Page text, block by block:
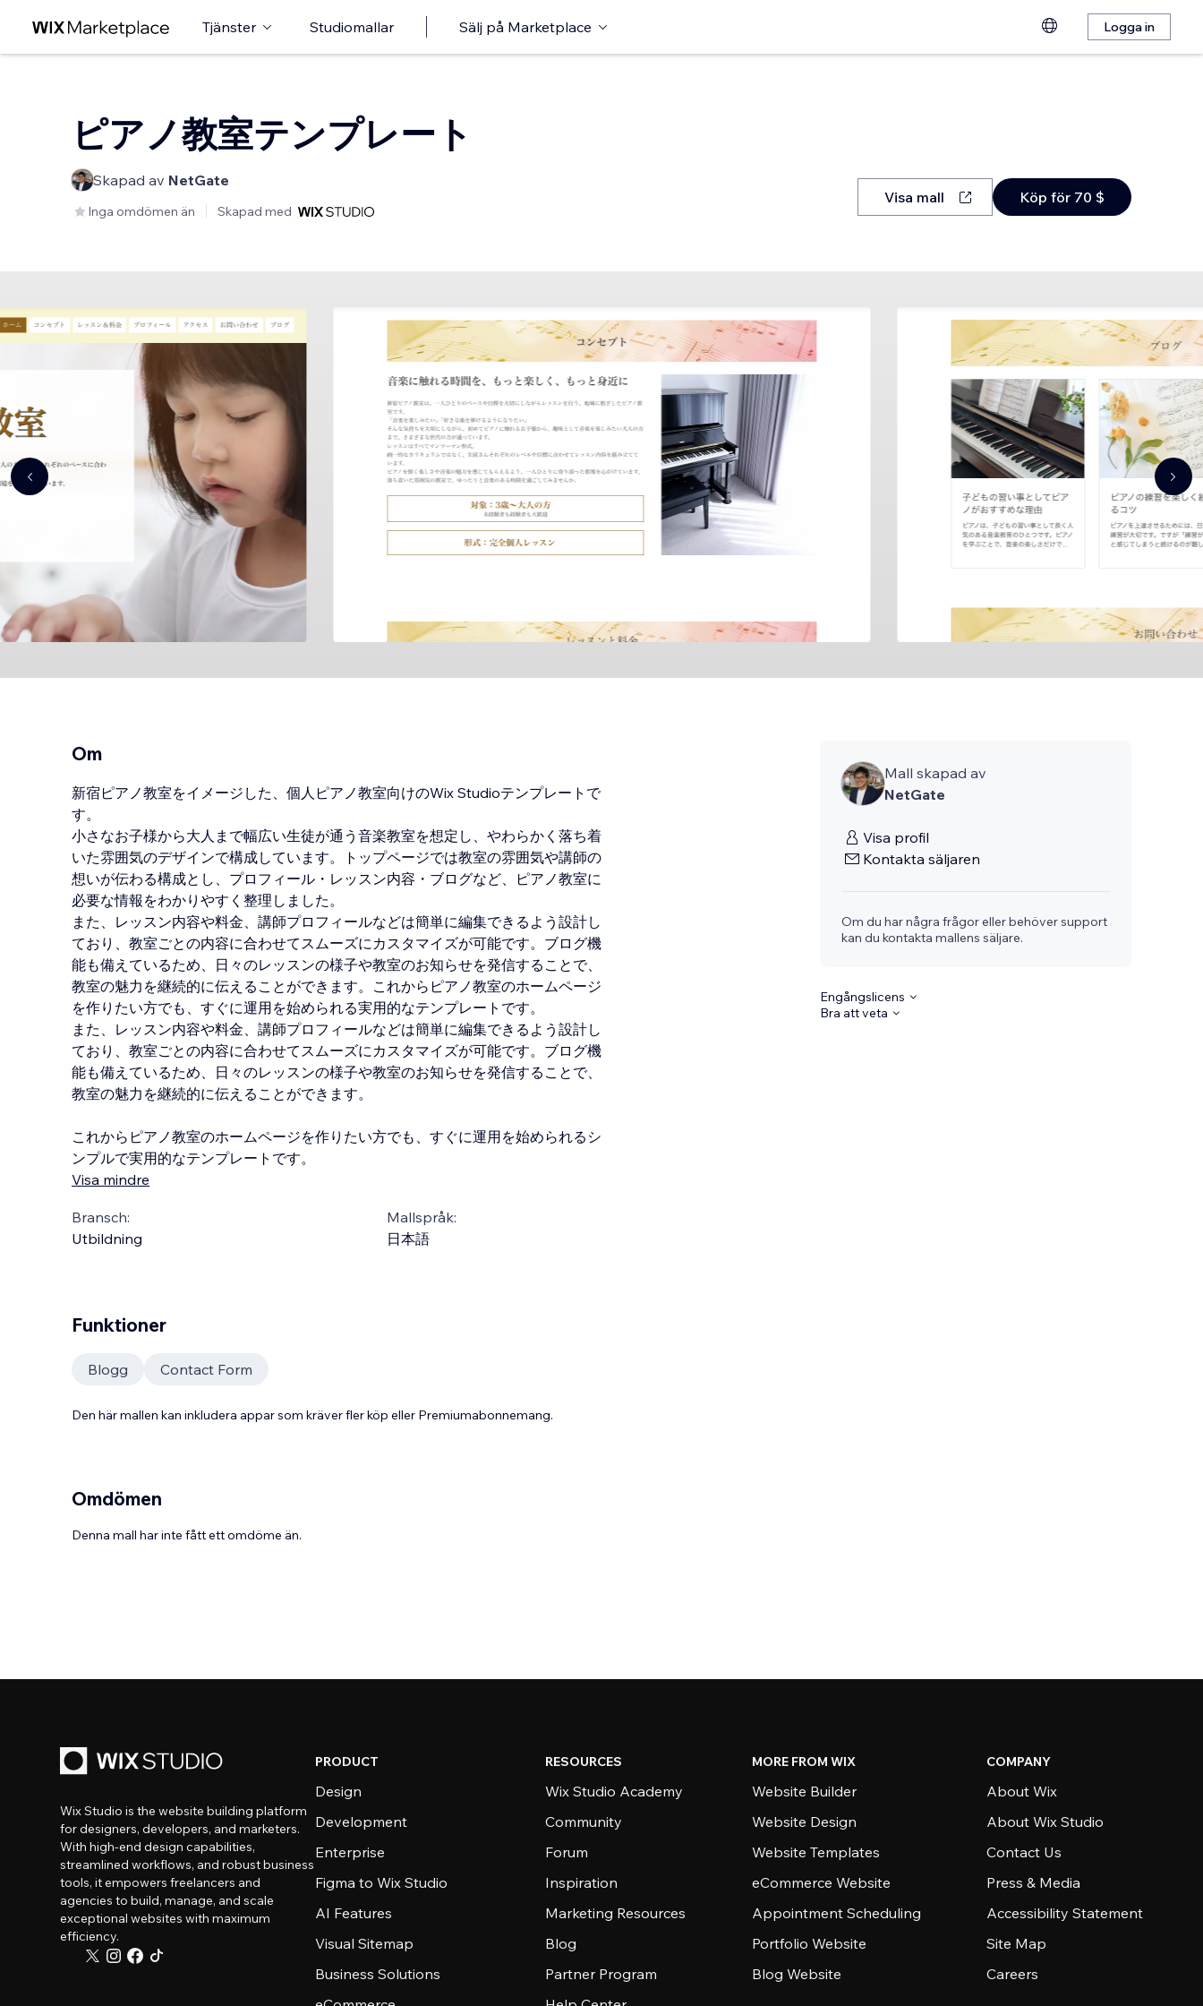
Tjänster Studiomallar Sälj på Marketplace Logga in
ピアノ教室テンプレート
Skapad av NetGate
Inga omdömen än Skapad med
Visa mall Köp för 70 $
Om
新宿ピアノ教室をイメージした、個人ピアノ教室向けのWix Studioテンプレートで
す。
小さなお子様から大人まで幅広い生徒が通う音楽教室を想定し、やわらかく落ち着
いた雰囲気のデザインで構成しています。トップページでは教室の雰囲気や講師の
想いが伝わる構成とし、プロフィール・レッスン内容・ブログなど、ピアノ教室に
必要な情報をわかりやすく整理しました。
また、レッスン内容や料金、講師プロフィールなどは簡単に編集できるよう設計し
ており、教室ごとの内容に合わせてスムーズにカスタマイズが可能です。ブログ機
能も備えているため、日々のレッスンの様子や教室のお知らせを発信することで、
教室の魅力を継続的に伝えることができます。これからピアノ教室のホームページ
を作りたい方でも、すぐに運用を始められる実用的なテンプレートです。
また、レッスン内容や料金、講師プロフィールなどは簡単に編集できるよう設計し
ており、教室ごとの内容に合わせてスムーズにカスタマイズが可能です。ブログ機
能も備えているため、日々のレッスンの様子や教室のお知らせを発信することで、
教室の魅力を継続的に伝えることができます。
これからピアノ教室のホームページを作りたい方でも、すぐに運用を始められるシ
ンプルで実用的なテンプレートです。
Visa mindre
Bransch:
Utbildning
Mallspråk:
日本語
Mall skapad av
NetGate
Visa profil
Kontakta säljaren
Om du har några frågor eller behöver support
kan du kontakta mallens säljare.
Engångslicens
Bra att veta
Funktioner
Blogg Contact Form
Den här mallen kan inkludera appar som kräver fler köp eller Premiumabonnemang.
Omdömen
Denna mall har inte fått ett omdöme än.
Wix Studio is the website building platform
for designers, developers, and marketers.
With high-end design capabilities,
streamlined workflows, and robust business
tools, it empowers freelancers and
agencies to build, manage, and scale
exceptional websites with maximum
efficiency.
PRODUCT
Design
Development
Enterprise
Figma to Wix Studio
AI Features
Visual Sitemap
Business Solutions
RESOURCES
Wix Studio Academy
Community
Forum
Inspiration
Marketing Resources
Blog
Partner Program
MORE FROM WIX
Website Builder
Website Design
Website Templates
eCommerce Website
Appointment Scheduling
Portfolio Website
Blog Website
COMPANY
About Wix
About Wix Studio
Contact Us
Press & Media
Accessibility Statement
Site Map
Careers